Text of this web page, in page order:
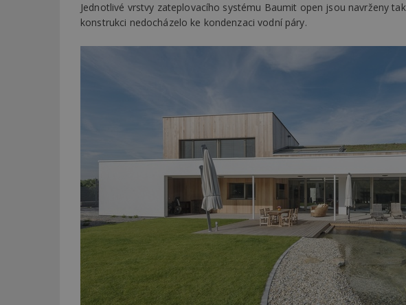
Jednotlivé vrstvy zateplovacího systému Baumit open jsou navrženy
konstrukci nedocházelo ke kondenzaci vodní páry.